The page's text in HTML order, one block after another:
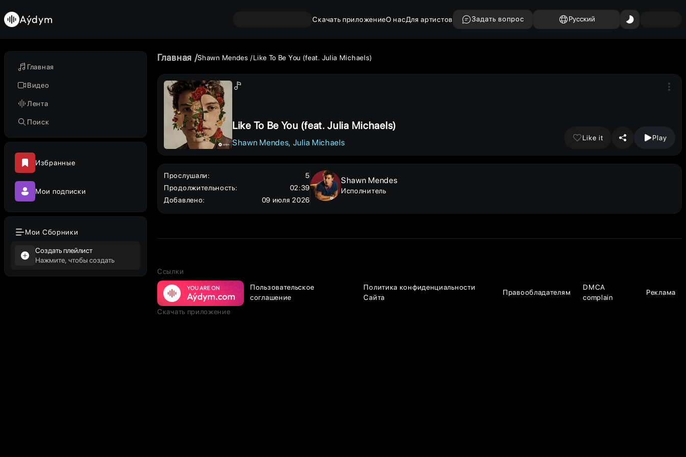
Главная
Видео
Лента
Поиск
Избранные
Мои подписки
Мои Сборники
Создать плейлист
Нажмите, чтобы создать
Aýdym Скачать приложениеО насДля артистов Задать вопрос Русский
Главная Shawn Mendes Like To Be You (feat. Julia Michaels)
Like To Be You (feat. Julia Michaels)
Shawn Mendes Julia Michaels
Like it Play
Прослушали:
5
Продолжительность:
02:39
Добавлено: 09 июля 2026
Shawn Mendes
Исполнитель
Ссылки
Пользовательское
соглашение
Политика конфиденциальности
Сайта
Правообладателям
DMCA
complain
Реклама
Скачать приложение